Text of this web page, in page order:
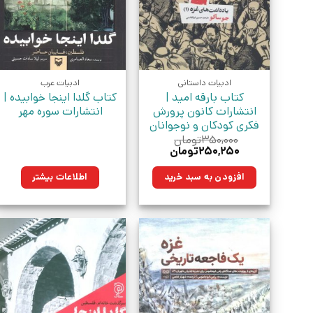
ادبیات داستانی
کتاب بارقه امید |
انتشارات کانون پرورش
فکری کودکان و نوجوانان
۳۵۰,۰۰۰تومان
قیمت
۳۵۰,۰۰۰تومان
بود.
۲۵۰,۲۵۰تومان
۲۵۰,۲۵۰تومان.افزودن به سبد خرید
ادبیات عرب
کتاب گلدا اینجا خوابیده |
انتشارات سوره مهر
اطلاعات بیشتر